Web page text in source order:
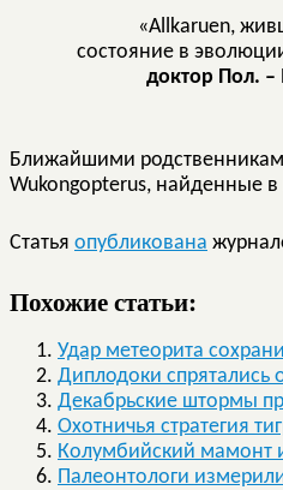
«Allkaruen,
состояние в
доктор Пол. –
Ближайшими
Wukongopterus, найденные
Статья опубликована
Похожие статьи:
Удар метеорита
Диплодоки
Декабрьские штормы
Охотничья стратегия
Колумбийский мамонт
Палеонтологи